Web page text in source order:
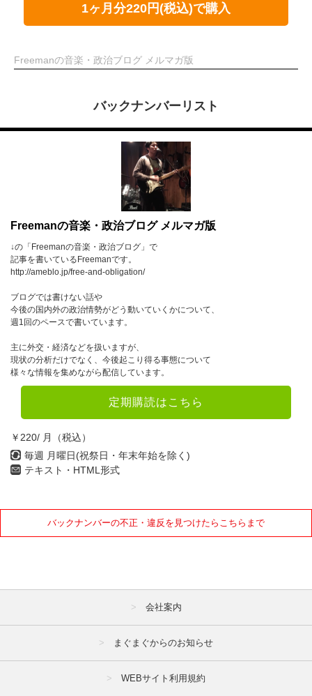
1ヶ月分220円(税込)で購入
Freemanの音楽・政治ブログ メルマガ版
バックナンバーリスト
Freemanの音楽・政治ブログ メルマガ版
↓の「Freemanの音楽・政治ブログ」で
記事を書いているFreemanです。
http://ameblo.jp/free-and-obligation/
ブログでは書けない話や
今後の国内外の政治情勢がどう動いていくかについて、
週1回のペースで書いています。
主に外交・経済などを扱いますが、
現状の分析だけでなく、今後起こり得る事態について
様々な情報を集めながら配信しています。
定期購読はこちら
￥220/ 月（税込）
毎週 月曜日(祝祭日・年末年始を除く)
テキスト・HTML形式
バックナンバーの不正・違反を見つけたらこちらまで
会社案内
まぐまぐからのお知らせ
WEBサイト利用規約